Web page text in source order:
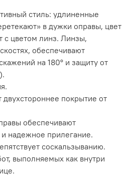
стиль: удлиненные
в дужки оправы, цвет
с цветом линз. Линзы,
обеспечивают
на 180° и защиту от
покрытие от
обеспечивают
надежное прилегание.
соскальзыванию.
выполняемых как внутри